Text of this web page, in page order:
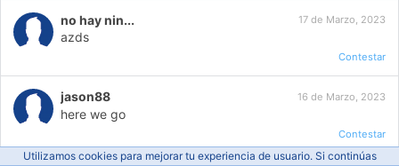
no hay nin... 17 de Marzo, 2023
azds
Contestar
jason88 16 de Marzo, 2023
here we go
Contestar
Utilizamos cookies para mejorar tu experiencia de usuario. Si continúas